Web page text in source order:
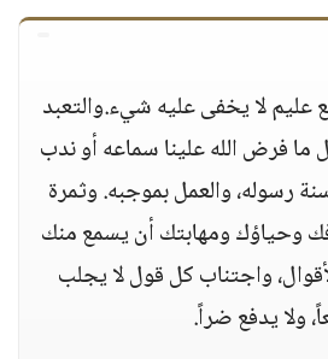
عليم لا يخفى عليه شيء.والتعبد
فرض الله علينا سماعه أو ندب
رسوله، والعمل بموجبه. وثمرة
وحياؤك ومهابتك أن يسمع منك
واجتناب كل قول لا يجلب
ولا يدفع ضراً.